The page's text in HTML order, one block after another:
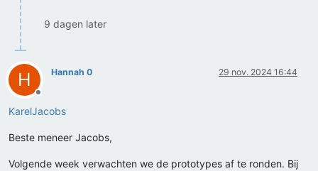
9 dagen later
H
Offline
Hannah 0 29 nov. 2024 16:44
KarelJacobs
Beste meneer Jacobs,
Volgende week verwachten we de prototypes af te ronden. Bij